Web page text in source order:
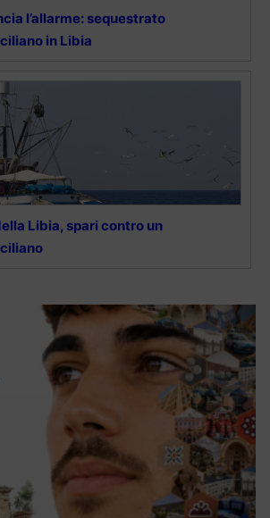
l’allarme: sequestrato
in Libia
Libia, spari contro un